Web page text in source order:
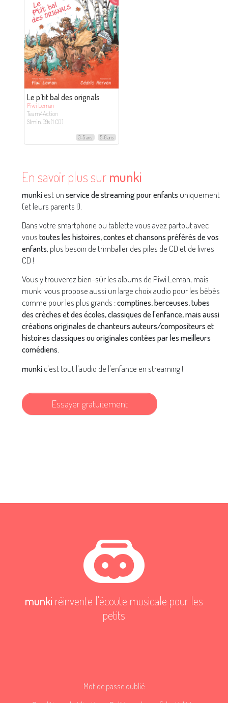
Le p’tit bal des orignals
Piwi Leman
Team4Action
51min. 09s (1 CD)
3-5 ans 5-8 ans
En savoir plus sur munki
munkiest unservice de streaming pour enfants uniquement
(et leurs parents !).
Dans votre smartphone ou tablette vous avez partout avec
voustoutes les histoires, contes et chansons préférés de vos
enfants, plus besoin de trimballer des piles de CD et de livres
CD !
Vous y trouverez bien-sûr les albums de Piwi Leman, mais
munki vous propose aussi un large choix audio pour les bébés
comme pour les plus grands :comptines, berceuses, tubes
des crèches et des écoles, classiques de l'enfance, mais aussi
créations originales de chanteurs auteurs/compositeurs et
histoires classiques ou originales contées par les meilleurs
comédiens.
munkic'est tout l'audio de l'enfance en streaming !
Essayer gratuitement
munki réinvente l'écoute musicale pour les
petits
Mot de passe oublié